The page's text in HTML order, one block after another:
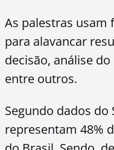
As palestras usam
para alavancar
decisão, análise
entre outros.
Segundo dados do
representam 48%